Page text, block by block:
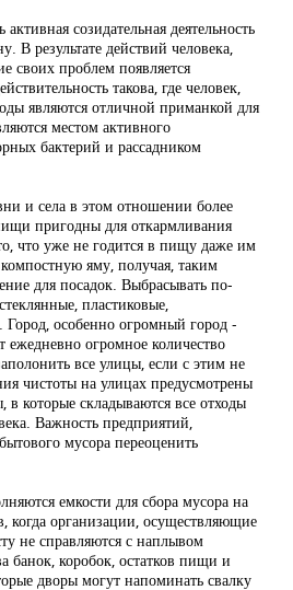
созидательная деятельность
В результате действий человека,
своих проблем появляется
такова, где человек,
являются отличной приманкой для
местом активного
бактерий и рассадником
и села в этом отношении более
пригодны для откармливания
что уже не годится в пищу даже им
яму, получая, таким
для посадок. Выбрасывать по-
пластиковые,
Город, особенно огромный город -
огромное количество
все улицы, если с этим не
чистоты на улицах предусмотрены
в которые складываются все отходы
Важность предприятий,
мусора переоценить
емкости для сбора мусора на
когда организации, осуществляющие
не справляются с наплывом
банок, коробок, остатков пищи и
дворы могут напоминать свалку